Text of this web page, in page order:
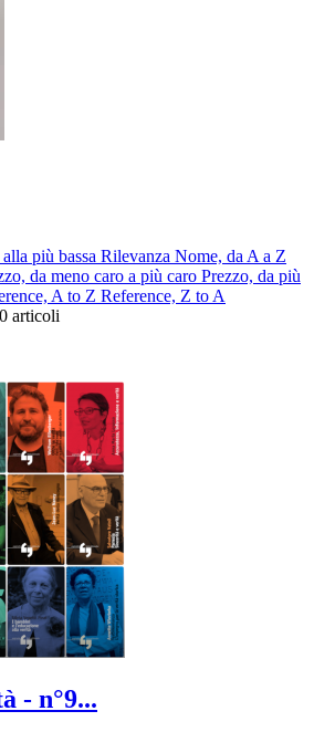
più bassa Rilevanza Nome, da A a Z
da meno caro a più caro Prezzo, da più
A to Z Reference, Z to A
articoli
- n°9...